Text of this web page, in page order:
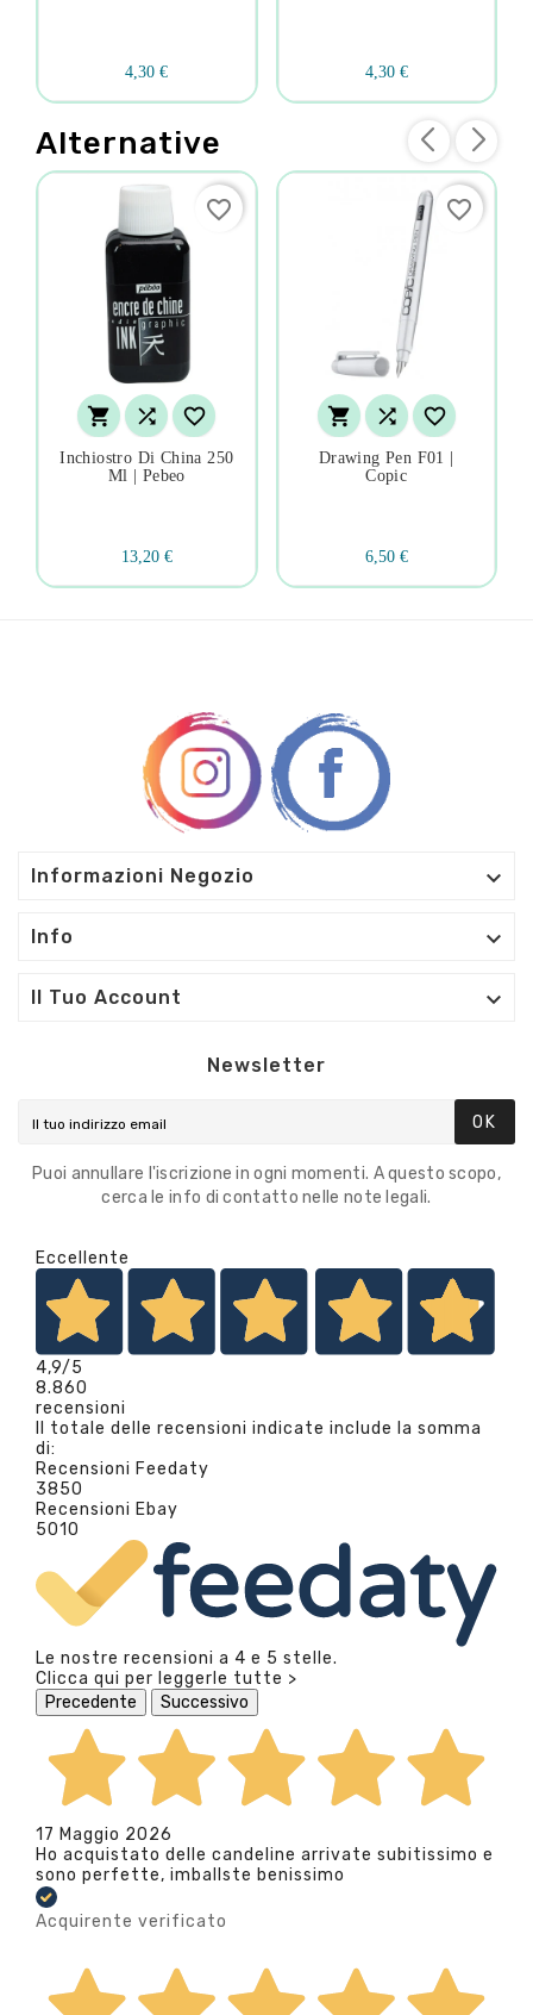
4,30 € 4,30 €
Alternative
  
Inchiostro Di China 250
Ml | Pebeo
13,20 €
favorite_border
  
Drawing Pen F01 |
Copic
6,50 €
favorite_border
Informazioni Negozio 
Info 
Il Tuo Account 
Newsletter
OK
Puoi annullare l'iscrizione in ogni momenti. A questo scopo,
cerca le info di contatto nelle note legali.
Eccellente
4,9/5
8.860
recensioni
Il totale delle recensioni indicate include la somma
di:
Recensioni Feedaty
3850
Recensioni Ebay
5010
Le nostre recensioni a 4 e 5 stelle.
Clicca qui per leggerle tutte >
Precedente
Successivo
17 Maggio 2026
Ho acquistato delle candeline arrivate subitissimo e
sono perfette, imballste benissimo
Acquirente verificato